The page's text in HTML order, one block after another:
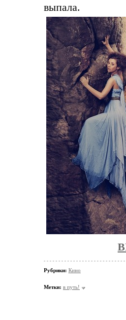
выпала.
Рубрики: Кино
Метки: в путь!